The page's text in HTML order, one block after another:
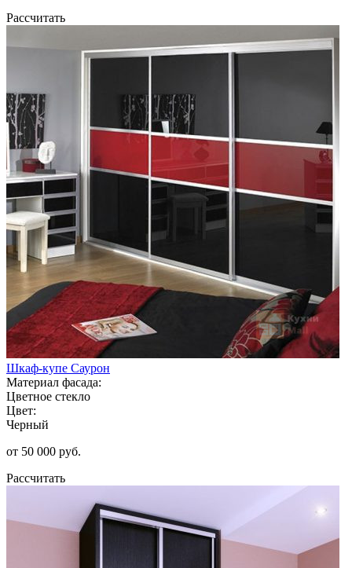
Рассчитать
Шкаф-купе Саурон
Материал фасада:
Цветное стекло
Цвет:
Черный
от 50 000 руб.
Рассчитать